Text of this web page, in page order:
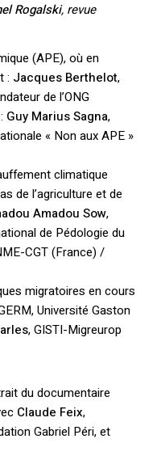
Rogalski, revue
(APE), où en
: Jacques Berthelot,
de l’ONG
Guy Marius Sagna,
« Non aux APE »
climatique
de l’agriculture et de
Amadou Sow,
de Pédologie du
CGT (France) /
migratoires en cours
Université Gaston
, GISTI-Migreurop
du documentaire
Claude Feix,
Gabriel Péri, et